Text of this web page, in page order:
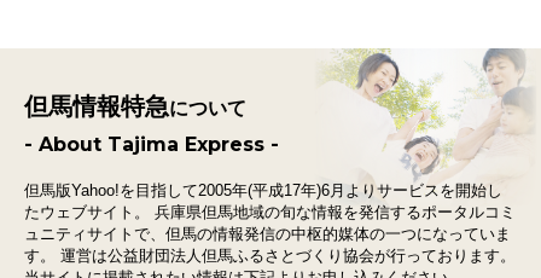
但馬情報特急について
- About Tajima Express -
但馬版Yahoo!を目指して2005年(平成17年)6月よりサービスを開始し
たウェブサイト。
兵庫県但馬地域の旬な情報を発信するポータルコミ
ュニティサイトで、 但馬の情報発信の中枢的媒体の一つになっていま
す。
運営は公益財団法人但馬ふるさとづくり協会が行っております。